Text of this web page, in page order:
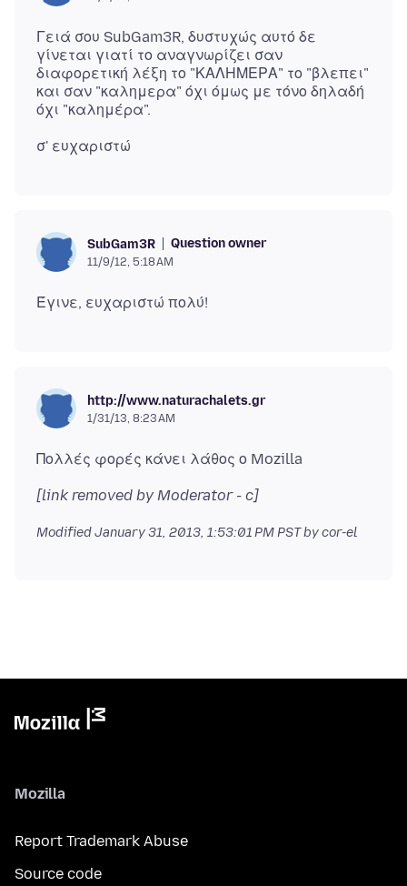
Γειά σου SubGam3R, δυστυχώς αυτό δε
γίνεται γιατί το αναγνωρίζει σαν
διαφορετική λέξη το "ΚΑΛΗΜΕΡΑ" το "βλεπει"
και σαν "καλημερα" όχι όμως με τόνο δηλαδή
SubGam3R Question owner
11/9/12, 5:18 AM
http://www.naturachalets.gr
1/31/13, 8:23 AM
[link removed by Moderator - c]
ModifiedJanuary 31, 2013, 1:53:01 PM PSTby cor-el
Mozilla
Report Trademark Abuse
Source code